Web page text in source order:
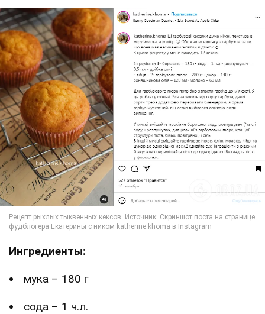
Ингредиенты:
мука – 180 г
сода – 1 ч.л.